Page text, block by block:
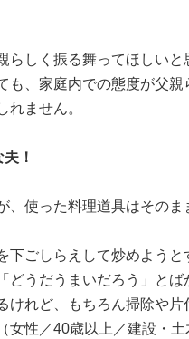
しく振る舞ってほしいと
も、家庭内での態度が父
れません。
！
、使った料理道具はその
下ごしらえして炒めよう
どうだうまいだろう」と
けれど、もちろん掃除や
女性／40歳以上／建設・土